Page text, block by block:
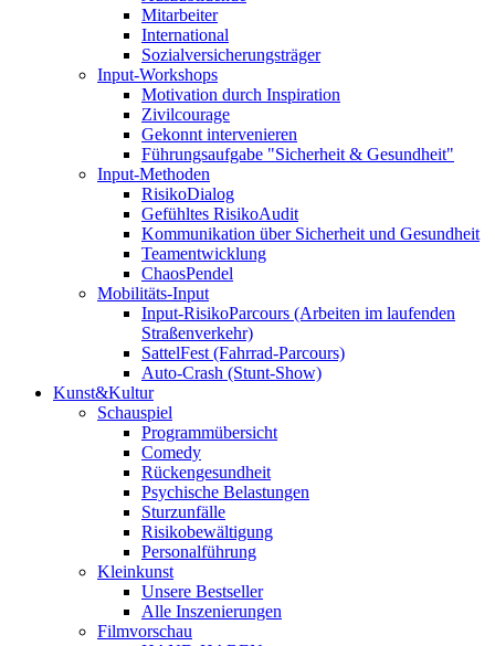
Mitarbeiter
International
Sozialversicherungsträger
Input-Workshops
Motivation durch Inspiration
Zivilcourage
Gekonnt intervenieren
Führungsaufgabe "Sicherheit & Gesundheit"
Input-Methoden
RisikoDialog
Gefühltes RisikoAudit
Kommunikation über Sicherheit und Gesundheit
Teamentwicklung
ChaosPendel
Mobilitäts-Input
Input-RisikoParcours (Arbeiten im laufenden
Straßenverkehr)
SattelFest (Fahrrad-Parcours)
Auto-Crash (Stunt-Show)
Kunst&Kultur
Schauspiel
Programmübersicht
Comedy
Rückengesundheit
Psychische Belastungen
Sturzunfälle
Risikobewältigung
Personalführung
Kleinkunst
Unsere Bestseller
Alle Inszenierungen
Filmvorschau